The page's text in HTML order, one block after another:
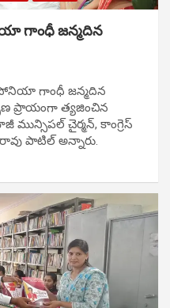
గాంధీ జ‌న్మ‌దిన
గాంధీ జ‌న్మ‌దిన
ప్రాయంగా త్య‌జించిన
చైర్మ‌న్, కాంగ్రెస్
పాటిల్ అన్నారు.